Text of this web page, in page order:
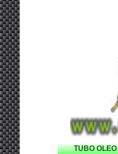
TUBO